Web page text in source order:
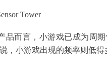
Tower
品而言，小游戏已成为周
，小游戏出现的频率则低得